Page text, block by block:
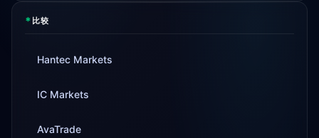
* 比较
Hantec Markets
IC Markets
AvaTrade